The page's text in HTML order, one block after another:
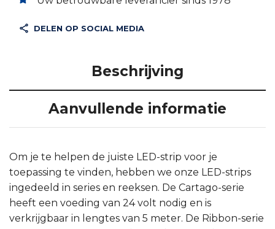
DELEN OP SOCIAL MEDIA
Beschrijving
Aanvullende informatie
Om je te helpen de juiste LED-strip voor je
toepassing te vinden, hebben we onze LED-strips
ingedeeld in series en reeksen. De Cartago-serie
heeft een voeding van 24 volt nodig en is
verkrijgbaar in lengtes van 5 meter. De Ribbon-serie